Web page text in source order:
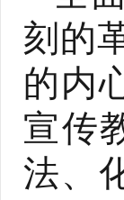
刻的
的内
宣传
法、